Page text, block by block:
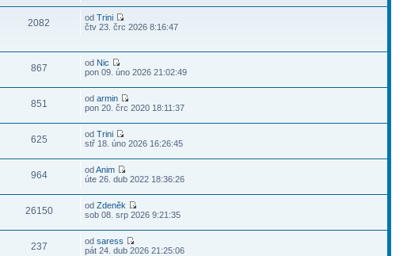
2082 odTrini
čtv 23. črc 2026 8:16:47
867 od Nic
pon 09. úno 2026 21:02:49
851 odarmin
pon 20. črc 2020 18:11:37
625 odTrini
stř 18. úno 2026 16:26:45
964 odAnim
úte 26. dub 2022 18:36:26
26150 odZdeněk
sob 08. srp 2026 9:21:35
237 odsaress
pát 24. dub 2026 21:25:06